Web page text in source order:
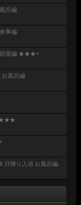
呂編
事編
部屋編 ★★★+
お風呂編
★★★★
日帰り入浴 お風呂編